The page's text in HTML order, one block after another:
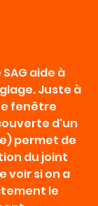
aide à
Juste à
fenêtre
d'un
permet de
du joint
voir si on a
le